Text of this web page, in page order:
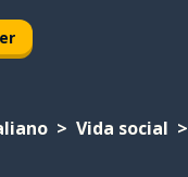
Vida social